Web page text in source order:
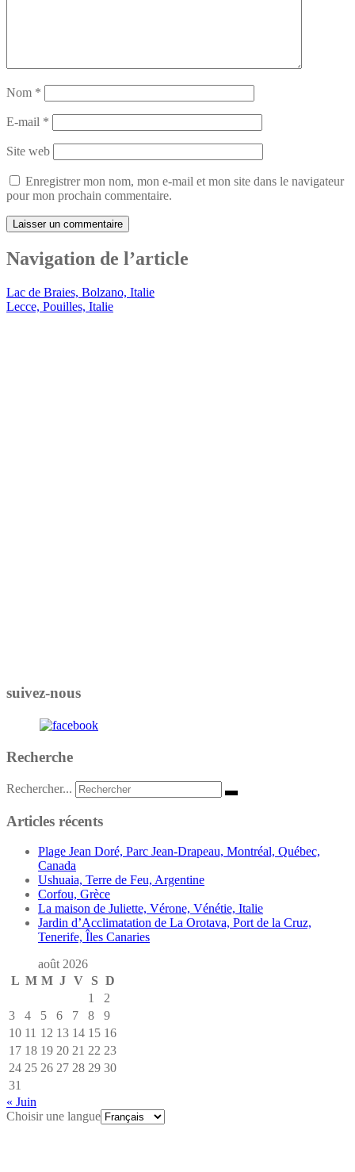
Nom *
E-mail *
Site web
Enregistrer mon nom, mon e-mail et mon site dans le navigateur
pour mon prochain commentaire.
Navigation de l’article
Lac de Braies, Bolzano, Italie
Lecce, Pouilles, Italie
suivez-nous
Recherche
Rechercher...
Articles récents
Plage Jean Doré, Parc Jean-Drapeau, Montréal, Québec,
Canada
Ushuaia, Terre de Feu, Argentine
Corfou, Grèce
La maison de Juliette, Vérone, Vénétie, Italie
Jardin d’Acclimatation de La Orotava, Port de la Cruz,
Tenerife, Îles Canaries
août 2026
L M M J V S D
1
2
3
4 5 6 7 8
9
10 11 12 13 14 15 16
17 18 19 20 21 22 23
24 25 26 27 28 29 30
31
« Juin
Choisir une langue